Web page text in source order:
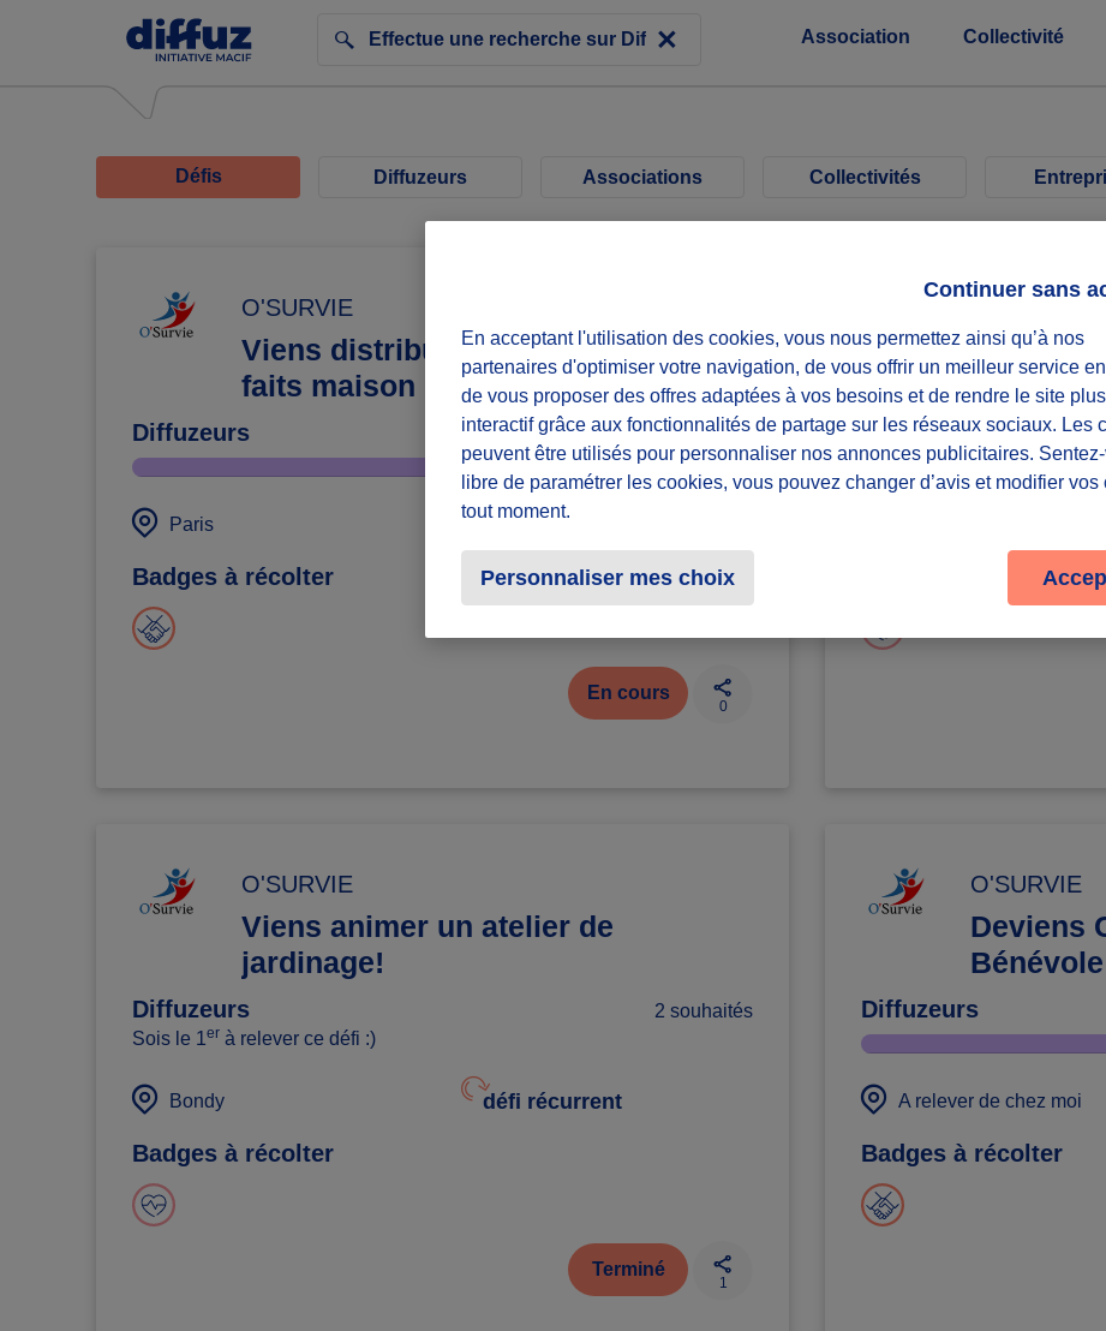
Association Collectivité
Défis Diffuzeurs Associations Collectivités
O'SURVIE
Viens distribuer des repas chauds
faits maison
Diffuzeurs 10 souhaités
Paris défi récurrent
Badges à récolter
En cours
0
Viens
douce
Diffuzeurs
Sois le 1erà relever ce défi :)
Badges à récolter
O'SURVIE
Viens animer un atelier de
jardinage!
Diffuzeurs
2 souhaités
Sois le 1er à relever ce défi :)
Bondy défi récurrent
Badges à récolter
Terminé
1
O'SURVIE
Deviens
Bénévole
Diffuzeurs
A relever de chez moi
Badges à récolter
En acceptant l'utilisation des cookies, vous nous permettez ainsi qu’à nos
partenaires d'optimiser votre navigation, de vous offrir un meilleur service
de vous proposer des offres adaptées à vos besoins et de rendre le site plus
interactif grâce aux fonctionnalités de partage sur les réseaux sociaux. Les
peuvent être utilisés pour personnaliser nos annonces publicitaires.
libre de paramétrer les cookies, vous pouvez changer d’avis et modifier vos
tout moment.
Personnaliser mes choix
Continuer sans